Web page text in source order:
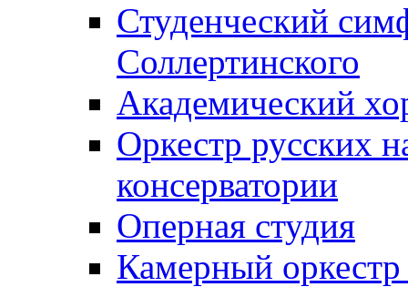
Студенческий
Соллертинского
Академический
Оркестр русских
консерватории
Оперная студия
Камерный оркестр